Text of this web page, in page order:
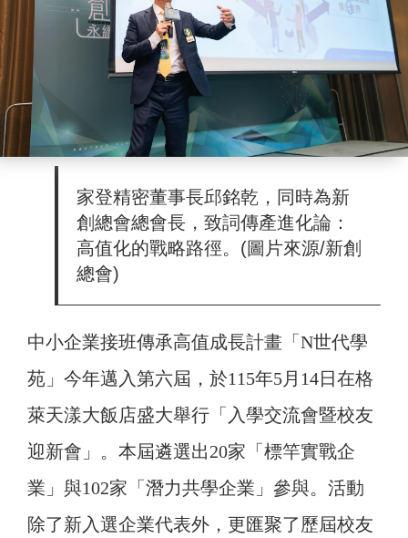
家登精密董事長邱銘乾，同時為新
創總會總會長，致詞傳產進化論：
高值化的戰略路徑。(圖片來源/新創
總會)
中小企業接班傳承高值成長計畫「N世代學
苑」今年邁入第六屆，於115年5月14日在格
萊天漾大飯店盛大舉行「入學交流會暨校友
迎新會」。本屆遴選出20家「標竿實戰企
業」與102家「潛力共學企業」參與。活動
除了新入選企業代表外，更匯聚了歷屆校友